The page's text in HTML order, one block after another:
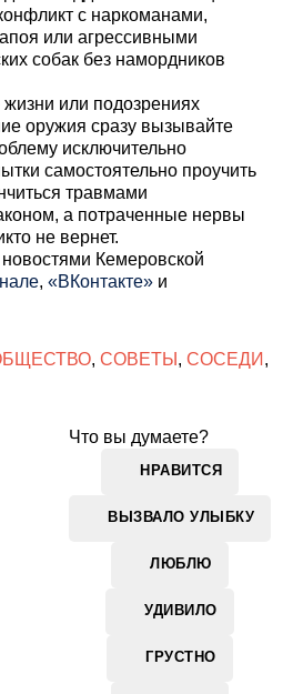
с наркоманами,
или агрессивными
собак без намордников
или подозрениях
оружия сразу вызывайте
исключительно
самостоятельно проучить
травмами
а потраченные нервы
не вернет.
Кемеровской
, «ВКонтакте» и
, СОВЕТЫ , СОСЕДИ ,
Что вы думаете?
НРАВИТСЯ
ВЫЗВАЛО УЛЫБКУ
ЛЮБЛЮ
УДИВИЛО
ГРУСТНО